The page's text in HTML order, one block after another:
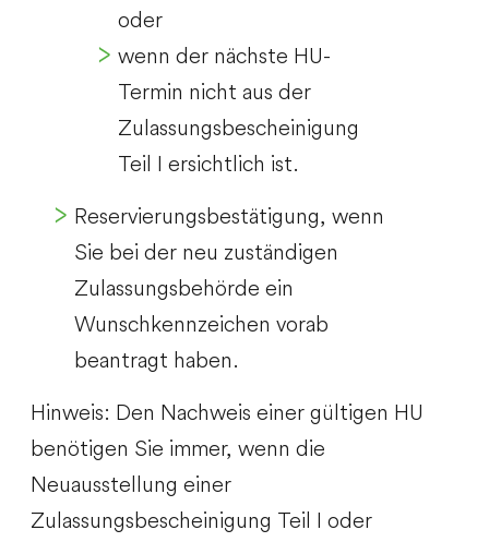
oder
wenn der nächste HU-
Termin nicht aus der
Zulassungsbescheinigung
Teil I ersichtlich ist.
Reservierungsbestätigung, wenn
Sie bei der neu zuständigen
Zulassungsbehörde ein
Wunschkennzeichen vorab
beantragt haben.
Hinweis: Den Nachweis einer gültigen HU
benötigen Sie immer, wenn die
Neuausstellung einer
Zulassungsbescheinigung Teil I oder